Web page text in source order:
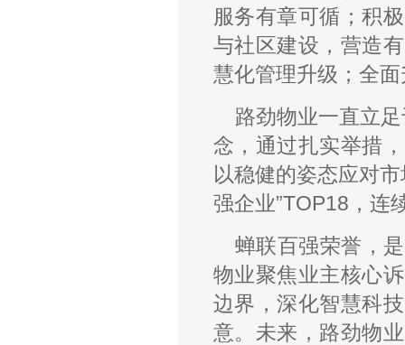
服务有章可循；积
与社区建设，营造
慧化管理升级；全
路劲物业一直立
念，通过扎实举措
以稳健的姿态应对
强企业”TOP18，连
蝉联百强荣誉，
物业聚焦业主核心
边界，深化智慧科
意。未来，路劲物